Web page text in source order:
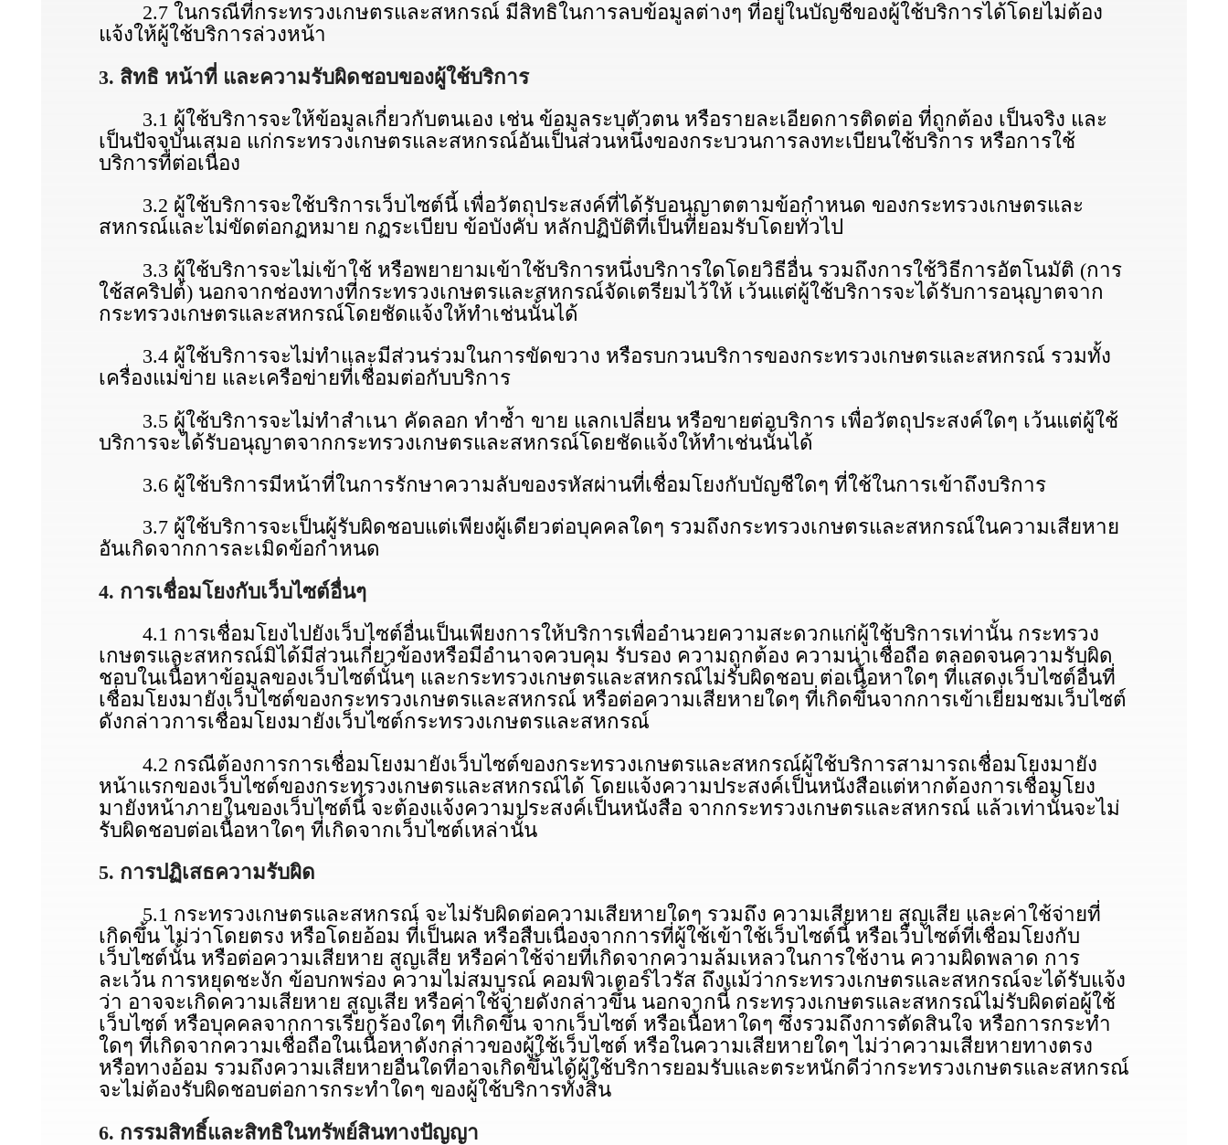
2.7 ในกรณีที่กระทรวงเกษตรและสหกรณ์ มีสิทธิในการลบข้อมูลต่างๆ ที่อยู่ในบัญชีของผู้ใช้บริการได้โดยไม่ต้อง
แจ้งให้ผู้ใช้บริการล่วงหน้า
3. สิทธิ หน้าที่ และความรับผิดชอบของผู้ใช้บริการ
3.1 ผู้ใช้บริการจะให้ข้อมูลเกี่ยวกับตนเอง เช่น ข้อมูลระบุตัวตน หรือรายละเอียดการติดต่อ ที่ถูกต้อง เป็นจริง และ
เป็นปัจจุบันเสมอ แก่กระทรวงเกษตรและสหกรณ์อันเป็นส่วนหนึ่งของกระบวนการลงทะเบียนใช้บริการ หรือการใช้
บริการที่ต่อเนื่อง
3.2 ผู้ใช้บริการจะใช้บริการเว็บไซต์นี้ เพื่อวัตถุประสงค์ที่ได้รับอนุญาตตามข้อกําหนด ของกระทรวงเกษตรและ
สหกรณ์และไม่ขัดต่อกฏหมาย กฏระเบียบ ข้อบังคับ หลักปฏิบัติที่เป็นที่ยอมรับโดยทั่วไป
3.3 ผู้ใช้บริการจะไม่เข้าใช้ หรือพยายามเข้าใช้บริการหนึ่งบริการใดโดยวิธีอื่น รวมถึงการใช้วิธีการอัตโนมัติ (การ
ใช้สคริปต์) นอกจากช่องทางที่กระทรวงเกษตรและสหกรณ์จัดเตรียมไว้ให้ เว้นแต่ผู้ใช้บริการจะได้รับการอนุญาตจาก
กระทรวงเกษตรและสหกรณ์โดยชัดแจ้งให้ทำเช่นนั้นได้
3.4 ผู้ใช้บริการจะไม่ทําและมีส่วนร่วมในการขัดขวาง หรือรบกวนบริการของกระทรวงเกษตรและสหกรณ์ รวมทั้ง
เครื่องแม่ข่าย และเครือข่ายที่เชื่อมต่อกับบริการ
3.5 ผู้ใช้บริการจะไม่ทําสําเนา คัดลอก ทําซ้ำ ขาย แลกเปลี่ยน หรือขายต่อบริการ เพื่อวัตถุประสงค์ใดๆ เว้นแต่ผู้ใช้
บริการจะได้รับอนุญาตจากกระทรวงเกษตรและสหกรณ์โดยชัดแจ้งให้ทําเช่นนั้นได้
3.6 ผู้ใช้บริการมีหน้าที่ในการรักษาความลับของรหัสผ่านที่เชื่อมโยงกับบัญชีใดๆ ที่ใช้ในการเข้าถึงบริการ
3.7 ผู้ใช้บริการจะเป็นผู้รับผิดชอบแต่เพียงผู้เดียวต่อบุคคลใดๆ รวมถึงกระทรวงเกษตรและสหกรณ์ในความเสียหาย
อันเกิดจากการละเมิดข้อกําหนด
4. การเชื่อมโยงกับเว็บไซต์อื่นๆ
4.1 การเชื่อมโยงไปยังเว็บไซต์อื่นเป็นเพียงการให้บริการเพื่ออํานวยความสะดวกแก่ผู้ใช้บริการเท่านั้น กระทรวง
เกษตรและสหกรณ์มิได้มีส่วนเกี่ยวข้องหรือมีอํานาจควบคุม รับรอง ความถูกต้อง ความน่าเชื่อถือ ตลอดจนความรับผิด
ชอบในเนื้อหาข้อมูลของเว็บไซต์นั้นๆ และกระทรวงเกษตรและสหกรณ์ไม่รับผิดชอบ ต่อเนื้อหาใดๆ ที่แสดงเว็บไซต์อื่นที่
เชื่อมโยงมายังเว็บไซต์ของกระทรวงเกษตรและสหกรณ์ หรือต่อความเสียหายใดๆ ที่เกิดขึ้นจากการเข้าเยี่ยมชมเว็บไซต์
ดังกล่าวการเชื่อมโยงมายังเว็บไซต์กระทรวงเกษตรและสหกรณ์
4.2 กรณีต้องการการเชื่อมโยงมายังเว็บไซต์ของกระทรวงเกษตรและสหกรณ์ผู้ใช้บริการสามารถเชื่อมโยงมายัง
หน้าแรกของเว็บไซต์ของกระทรวงเกษตรและสหกรณ์ได้ โดยแจ้งความประสงค์เป็นหนังสือแต่หากต้องการเชื่อมโยง
มายังหน้าภายในของเว็บไซต์นี้ จะต้องแจ้งความประสงค์เป็นหนังสือ จากกระทรวงเกษตรและสหกรณ์ แล้วเท่านั้นจะไม่
รับผิดชอบต่อเนื้อหาใดๆ ที่เกิดจากเว็บไซต์เหล่านั้น
5. การปฏิเสธความรับผิด
5.1 กระทรวงเกษตรและสหกรณ์ จะไม่รับผิดต่อความเสียหายใดๆ รวมถึง ความเสียหาย สูญเสีย และค่าใช้จ่ายที่
เกิดขึ้น ไม่ว่าโดยตรง หรือโดยอ้อม ที่เป็นผล หรือสืบเนื่องจากการที่ผู้ใช้เข้าใช้เว็บไซต์นี้ หรือเว็บไซต์ที่เชื่อมโยงกับ
เว็บไซต์นั้น หรือต่อความเสียหาย สูญเสีย หรือค่าใช้จ่ายที่เกิดจากความล้มเหลวในการใช้งาน ความผิดพลาด การ
ละเว้น การหยุดชะงัก ข้อบกพร่อง ความไม่สมบูรณ์ คอมพิวเตอร์ไวรัส ถึงแม้ว่ากระทรวงเกษตรและสหกรณ์จะได้รับแจ้ง
ว่า อาจจะเกิดความเสียหาย สูญเสีย หรือค่าใช้จ่ายดังกล่าวขึ้น นอกจากนี้ กระทรวงเกษตรและสหกรณ์ไม่รับผิดต่อผู้ใช้
เว็บไซต์ หรือบุคคลจากการเรียกร้องใดๆ ที่เกิดขึ้น จากเว็บไซต์ หรือเนื้อหาใดๆ ซึ่งรวมถึงการตัดสินใจ หรือการกระทํา
ใดๆ ที่เกิดจากความเชื่อถือในเนื้อหาดังกล่าวของผู้ใช้เว็บไซต์ หรือในความเสียหายใดๆ ไม่ว่าความเสียหายทางตรง
หรือทางอ้อม รวมถึงความเสียหายอื่นใดที่อาจเกิดขึ้นได้ผู้ใช้บริการยอมรับและตระหนักดีว่ากระทรวงเกษตรและสหกรณ์
จะไม่ต้องรับผิดชอบต่อการกระทําใดๆ ของผู้ใช้บริการทั้งสิ้น
6. กรรมสิทธิ์และสิทธิในทรัพย์สินทางปัญญา